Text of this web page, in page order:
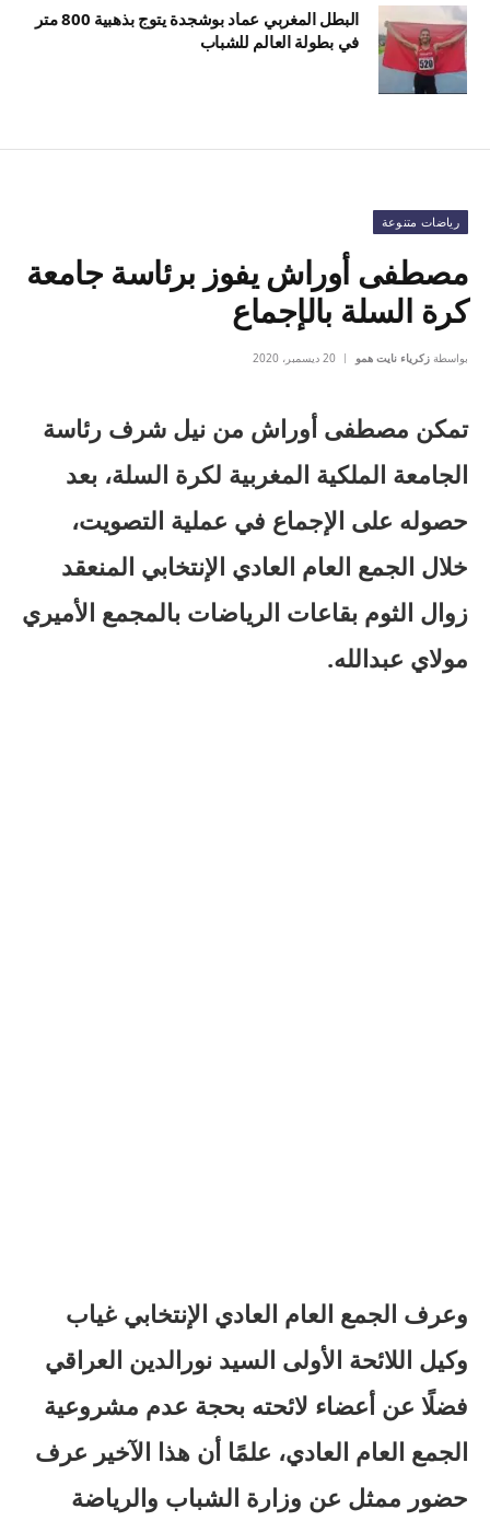
البطل المغربي عماد بوشجدة يتوج بذهبية 800 متر
في بطولة العالم للشباب
رياضات متنوعة
مصطفى أوراش يفوز برئاسة جامعة
كرة السلة بالإجماع
بواسطة زكرياء نايت همو 20 ديسمبر، 2020
تمكن مصطفى أوراش من نيل شرف رئاسة
الجامعة الملكية المغربية لكرة السلة، بعد
حصوله على الإجماع في عملية التصويت،
خلال الجمع العام العادي الإنتخابي المنعقد
زوال الثوم بقاعات الرياضات بالمجمع الأميري
مولاي عبدالله.
وعرف الجمع العام العادي الإنتخابي غياب
وكيل اللائحة الأولى السيد نورالدين العراقي
فضلًا عن أعضاء لائحته بحجة عدم مشروعية
الجمع العام العادي، علمًا أن هذا الآخير عرف
حضور ممثل عن وزارة الشباب والرياضة